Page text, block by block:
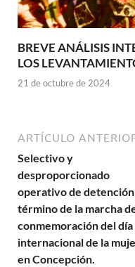
BREVE ANÁLISIS
LOS
21 de octubre de 2024
ARTÍCULO
Selectivo y
desproporcionado
operativo de
término de la marcha
conmemoración del día
internacional de la
en Concepción.